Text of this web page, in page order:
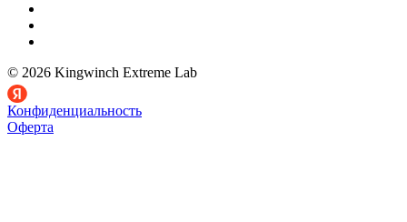
© 2026 Kingwinch Extreme Lab
Конфиденциальность
Оферта